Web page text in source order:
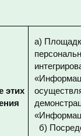
этих
а)
б)